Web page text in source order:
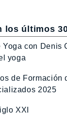
los últimos
Yoga con Denis
yoga
de Formación
2025
XXI